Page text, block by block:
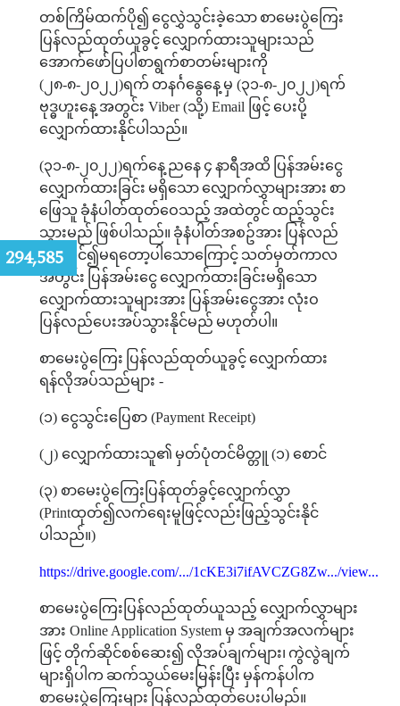
တစ်ကြိမ်ထက်ပို၍ ငွေလွှဲသွင်းခဲ့သော စာမေးပွဲကြေး
ပြန်လည်ထုတ်ယူခွင့် လျှောက်ထားသူများသည်
အောက်ဖော်ပြပါစာရွက်စာတမ်းများကို
( ၂၈-၈- ၂၀၂၂)ရက် တနင်္ဂနွေနေ့ မှ (၃၁-၈- ၂၀၂၂)ရက်
ဗုဒ္ဓဟူးနေ့ အတွင်း Viber (သို့) Email ဖြင့် ပေးပို့
လျှောက်ထားနိုင်ပါသည်။
(၃၁-၈- ၂၀၂၂)ရက်နေ့ ညနေ ၄ နာရီအထိ ပြန်အမ်းငွေ
လျှောက်ထားခြင်း မရှိသော လျှောက်လွှာများအား စာ
ဖြေသူ ခုံနံပါတ်ထုတ်ဝေသည့် အထဲတွင် ထည့်သွင်း
သွားမည် ဖြစ်ပါသည်။ ခုံနံပါတ်အစဥ်အား ပြန်လည်
ပြင်ဆင်၍မရတော့ပါသောကြောင့် သတ်မှတ်ကာလ
အတွင်း ပြန်အမ်းငွေ လျှောက်ထားခြင်းမရှိသော
လျှောက်ထားသူများအား ပြန်အမ်းငွေအား လုံးဝ
ပြန်လည်ပေးအပ်သွားနိုင်မည် မဟုတ်ပါ။
စာမေးပွဲကြေး ပြန်လည်ထုတ်ယူခွင့် လျှောက်ထား
ရန်လိုအပ်သည်များ -
(၁)ငွေသွင်းပြေစာ (Payment Receipt)
( ၂)လျှောက်ထားသူ၏ မှတ်ပုံတင်မိတ္တူ (၁)စောင်
(၃) စာမေးပွဲကြေးပြန်ထုတ်ခွင့်လျှောက်လွှာ
(Printထုတ်၍လက်ရေးမူဖြင့်လည်းဖြည့်သွင်းနိုင်
ပါသည်။)
https://drive.google.com/.../1cKE3i7ifAVCZG8Zw.../view...
စာမေးပွဲကြေးပြန်လည်ထုတ်ယူသည့် လျှောက်လွှာများ
အား Online Application System မှ အချက်အလက်များ
ဖြင့် တိုက်ဆိုင်စစ်ဆေး၍ လိုအပ်ချက်များ၊ ကွဲလွဲချက်
များရှိပါက ဆက်သွယ်မေးမြန်းပြီး မှန်ကန်ပါက
စာမေးပွဲကြေးများ ပြန်လည်ထုတ်ပေးပါမည်။
294,585